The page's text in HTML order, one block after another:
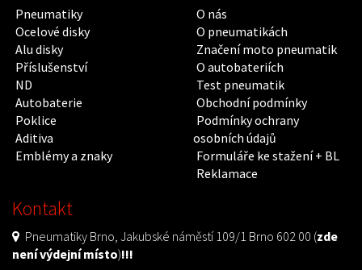
Pneumatiky
Ocelové disky
Alu disky
Příslušenství
ND
Autobaterie
Poklice
Aditiva
Emblémy a znaky
O nás
O pneumatikách
Značení moto pneumatik
O autobateriích
Test pneumatik
Obchodní podmínky
Podmínky ochrany
osobních údajů
Formuláře ke stažení + BL
Reklamace
Kontakt
Pneumatiky Brno, Jakubské náměstí 109/1 Brno 602 00 (zde
není výdejní místo)!!!